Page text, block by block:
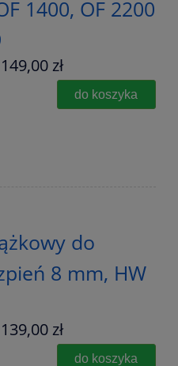
1400, OF 2200
149,00 zł
do koszyka
do
8 mm, HW
139,00 zł
do koszyka